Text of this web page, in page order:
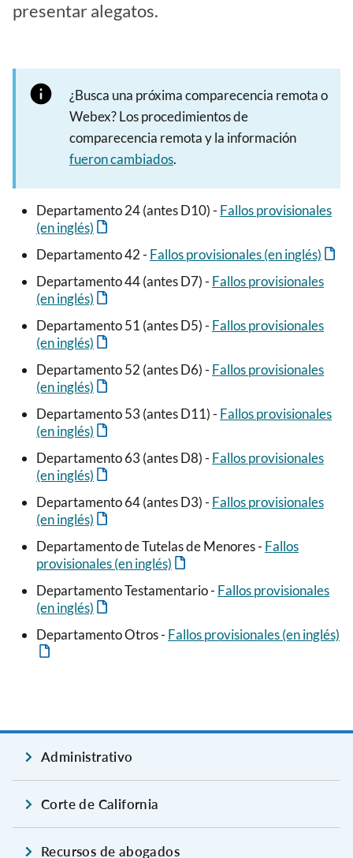
presentar alegatos.
¿Busca una próxima comparecencia remota o
Webex? Los procedimientos de
comparecencia remota y la información
fueron cambiados.
Departamento 24 (antes D10) - Fallos provisionales
(en inglés)
Departamento 42 - Fallos provisionales (en inglés)
Departamento 44 (antes D7) - Fallos provisionales
(en inglés)
Departamento 51 (antes D5) - Fallos provisionales
(en inglés)
Departamento 52 (antes D6) - Fallos provisionales
(en inglés)
Departamento 53 (antes D11) - Fallos provisionales
(en inglés)
Departamento 63 (antes D8) - Fallos provisionales
(en inglés)
Departamento 64 (antes D3) - Fallos provisionales
(en inglés)
Departamento de Tutelas de Menores - Fallos
provisionales (en inglés)
Departamento Testamentario - Fallos provisionales
(en inglés)
Departamento Otros - Fallos provisionales (en inglés)
Administrativo
Corte de California
Recursos de abogados